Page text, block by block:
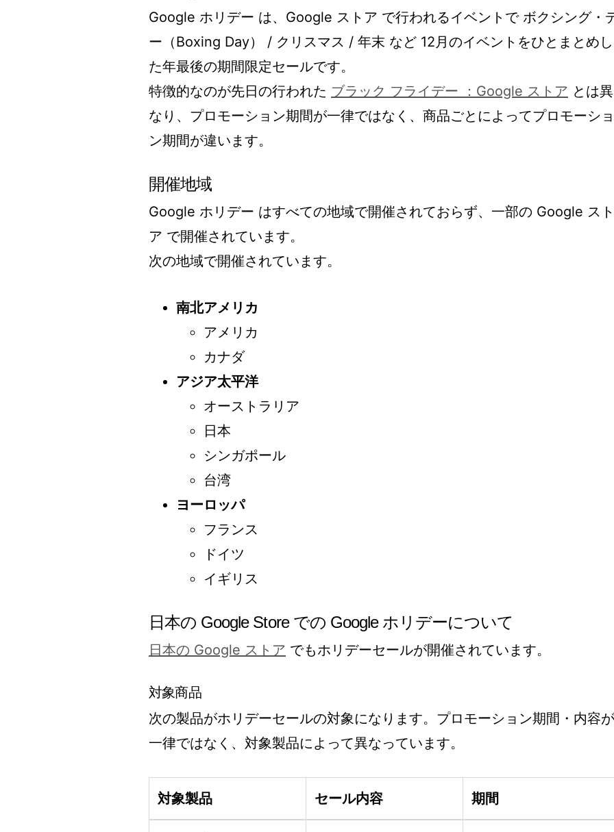
Google ホリデー は、Google ストア で行われるイベントで ボクシング・
ー（Boxing Day） / クリスマス / 年末 など 12月のイベントをひとまとめし
た年最後の期間限定セールです。
特徴的なのが先日の行われた ブラック フライデー ：Google ストア とは異
なり、プロモーション期間が一律ではなく、商品ごとによってプロモーショ
ン期間が違います。
開催地域
Google ホリデー はすべての地域で開催されておらず、一部の Google スト
ア で開催されています。
次の地域で開催されています。
南北アメリカ
アメリカ
カナダ
アジア太平洋
オーストラリア
日本
シンガポール
台湾
ヨーロッパ
フランス
ドイツ
イギリス
日本の Google Store での Google ホリデーについて
日本の Google ストア でもホリデーセールが開催されています。
対象商品
次の製品がホリデーセールの対象になります。プロモーション期間・内容が
一律ではなく、対象製品によって異なっています。
対象製品 セール内容 期間